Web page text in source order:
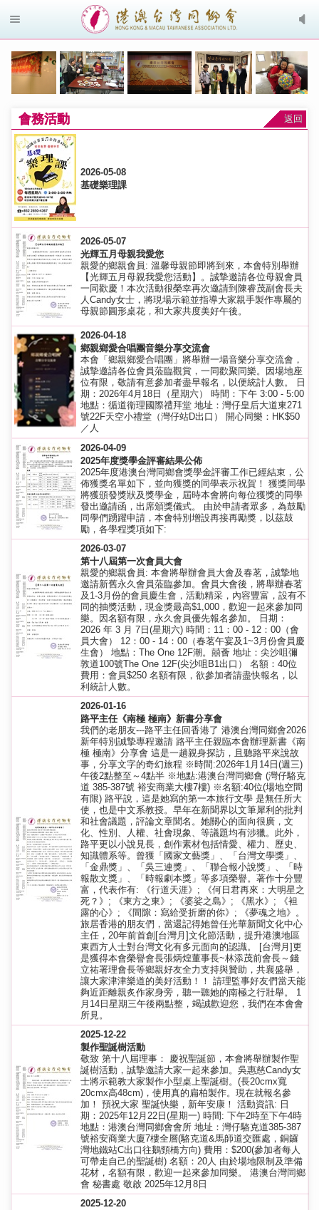
會務活動 返回
2026-05-08
基礎樂理課
2026-05-07
光輝五月母親我愛您
親愛的鄉親會員: 溫馨母親節即將到來，本會特別舉辦
【光輝五月母親我愛您活動】。誠摯邀請各位母親會員
一同歡慶！本次活動很榮幸再次邀請到陳睿茂副會長夫
人Candy女士，將現場示範並指導大家親手製作專屬的
母親節圓形桌花，和大家共度美好午後。
2026-04-18
鄉親鄉愛合唱團音樂分享交流會
本會「鄉親鄉愛合唱團」將舉辦一場音樂分享交流會，
誠摯邀請各位會員蒞臨觀賞，一同歡聚同樂。因場地座
位有限，敬請有意參加者盡早報名，以便統計人數。 日
期：2026年4月18日（星期六） 時間：下午 3:00 - 5:00
地點：循道衞理國際禮拜堂 地址：灣仔皇后大道東271
號22F天空小禮堂（灣仔站D出口） 開心同樂：HK$50
／人
2026-04-09
2025年度獎學金評審結果公佈
2025年度港澳台灣同鄉會獎學金評審工作已經結束，公
佈獲獎名單如下，並向獲獎的同學表示祝賀！ 獲獎同學
將獲頒發獎狀及獎學金，屆時本會將向每位獲獎的同學
發出邀請函，出席頒獎儀式。 由於申請者眾多，為鼓勵
同學們踴躍申請，本會特別增設再接再勵獎，以茲鼓
勵，各學程獎項如下:
2026-03-07
第十八屆第一次會員大會
親愛的鄉親會員: 本會將舉辦會員大會及春茗，誠摯地
邀請新舊永久會員蒞臨參加。會員大會後，將舉辦春茗
及1-3月份的會員慶生會，活動精采，內容豐富，設有不
同的抽獎活動，現金獎最高$1,000，歡迎一起來參加同
樂。因名額有限，永久會員優先報名參加。 日期：
2026 年 3 月 7日(星期六) 時間：11：00 - 12：00（會
員大會） 12：00 - 14：00（春茗午宴及1~3月份會員慶
生會） 地點：The One 12F潮。囍薈 地址：尖沙咀彌
敦道100號The One 12F(尖沙咀B1出口） 名額：40位
費用：會員$250 名額有限，欲參加者請盡快報名，以
利統計人數。
2026-01-16
路平主任《南極 極南》新書分享會
我們的老朋友---路平主任回香港了 港澳台灣同鄉會2026
新年特別誠摯專程邀請 路平主任親臨本會辦理新書《南
極 極南》分享會 這是一趟親身探訪，且聽路平來說故
事，分享文字的奇幻旅程 ※時間:2026年1月14日(週三)
午後2點整至～4點半 ※地點:港澳台灣同鄉會 (灣仔駱克
道 385-387號 裕安商業大樓7樓) ※名額:40位(場地空間
有限) 路平說，這是她寫的第一本旅行文學 是無任所大
使，也是中文系教授。早年在新聞界以文筆犀利的批判
和社會議題，評論文章聞名。她關心的面向很廣，文
化、性別、人權、社會現象、等議題均有涉獵。此外，
路平更以小說見長，創作素材包括情愛、權力、歷史、
知識體系等。曾獲「國家文藝獎」、「台灣文學獎」、
「金鼎獎」、「吳三連獎」、「聯合報小說獎」、「時
報散文獎」、「時報劇本獎」等多項榮譽。著作十分豐
富，代表作有: 《行道天涯》; 《何日君再來：大明星之
死？》; 《東方之東》; 《婆娑之島》; 《黑水》; 《袒
露的心》; 《間隙：寫給受折磨的你》; 《夢魂之地》。
旅居香港的朋友們，當還記得她曾任光華新聞文化中心
主任，20年前首創[台灣月]文化節活動，提升港澳地區
東西方人士對台灣文化有多元面向的認識。 [台灣月]更
是獲得本會榮譽會長張炳煌董事長~林添茂前會長～錢
立祐署理會長等鄉親好友全力支持與贊助，共襄盛舉，
讓大家津津樂道的美好活動！！ 請理監事好友們當天能
夠近距離親炙作家身旁，聽一聽她的南極之行壯舉。 1
月14日星期三午後兩點整，竭誠歡迎您，我們在本會會
所見。
2025-12-22
製作聖誕樹活動
敬致 第十八屆理事： 慶祝聖誕節，本會將舉辦製作聖
誕樹活動，誠摯邀請大家一起來參加。吳惠慈Candy女
士將示範教大家製作小型桌上聖誕樹。(長20cmx寬
20cmx高48cm)，使用真的扁柏製作。現在就報名參
加！ 預祝大家 聖誕快樂，新年安康！ 活動資訊: 日
期：2025年12月22日(星期一) 時間: 下午2時至下午4時
地點：港澳台灣同鄉會會所 地址：灣仔駱克道385-387
號裕安商業大廈7樓全層(駱克道&馬師道交匯處，銅鑼
灣地鐵站C出口往鵝頸橋方向) 費用：$200(參加者每人
可帶走自己的聖誕樹) 名額：20人 由於場地限制及準備
花材，名額有限，歡迎一起來參加同樂。 港澳台灣同鄉
會 秘書處 敬啟 2025年12月8日
2025-12-20